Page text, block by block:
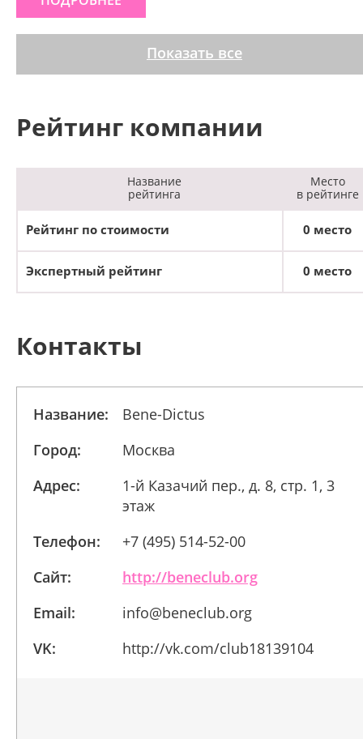
Показать все
Рейтинг компании
Название
рейтинга
Место
в рейтинге
Рейтинг по стоимости 0 место
Экспертный рейтинг 0 место
Контакты
Название:
Bene-Dictus
Город:
Москва
Адрес:
1-й Казачий пер., д. 8, стр. 1, 3
этаж
Телефон:
+7 (495) 514-52-00
Сайт:
http://beneclub.org
Email:
info@beneclub.org
VK:
http://vk.com/club18139104